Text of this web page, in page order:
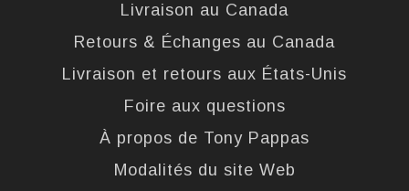
Livraison au Canada
Retours & Échanges au Canada
Livraison et retours aux États-Unis
Foire aux questions
À propos de Tony Pappas
Modalités du site Web